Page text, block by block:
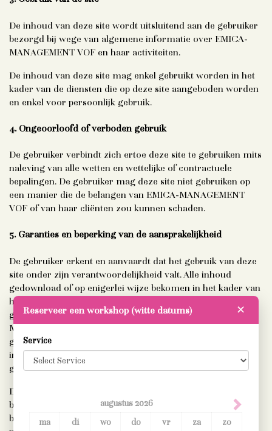
De inhoud van deze site wordt uitsluitend aan de gebruiker
bezorgd bij wege van algemene informatie over EMICA-
MANAGEMENT VOF en haar activiteiten.
De inhoud van deze site mag enkel gebruikt worden in het
kader van de diensten die op deze site aangeboden worden
en enkel voor persoonlijk gebruik.
4. Ongeoorloofd of verboden gebruik
De gebruiker verbindt zich ertoe deze site te gebruiken mits
naleving van alle wetten en wettelijke of contractuele
bepalingen. De gebruiker mag deze site niet gebruiken op
een manier die de belangen van EMICA-MANAGEMENT
VOF of van haar cliënten zou kunnen schaden.
5. Garanties en beperking van de aansprakelijkheid
De gebruiker erkent en aanvaardt dat het gebruik van deze
site onder zijn verantwoordelijkheid valt. Alle inhoud
gedownload of op enigerlei wijze bekomen in het kader van
het gebruik van de dienst is op eigen risico van de
gebruiker. De gebruiker erkent en aanvaardt dat EMICA-
MANAGEMENT VOF niet verantwoordelijk kan worden
gehouden voor welke schade dan ook aan zijn
informaticasysteem of voor verlies van gegevens ten
gevolge van het downloaden van dergerlijke inhoud.
Deze dienst wordt u aangeboden in de staat waarin hij zich
bevindt en is toegankelijk in functie van zijn
beschikbaarheid. EMICA-MANAGEMENT VOF garandeert
Reserveer een workshop (witte datums) ✕
Service
augustus2026
ma
di wo do vr za zo